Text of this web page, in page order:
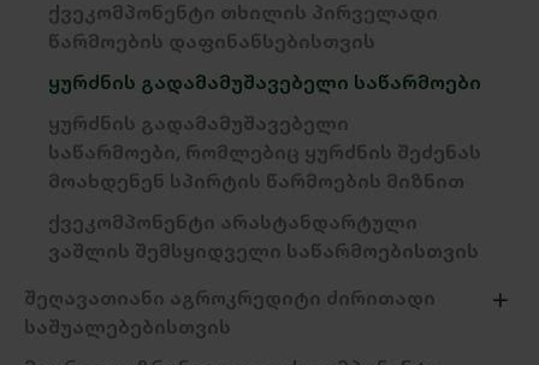
ქვეკომპონენტი თხილის პირველადი
წარმოების დაფინანსებისთვის
ყურძნის გადამამუშავებელი საწარმოები
ყურძნის გადამამუშავებელი
საწარმოები, რომლებიც ყურძნის შეძენას
მოახდენენ სპირტის წარმოების მიზნით
ქვეკომპონენტი არასტანდარტული
ვაშლის შემსყიდველი საწარმოებისთვის
შეღავათიანი აგროკრედიტი ძირითადი
საშუალებებისთვის